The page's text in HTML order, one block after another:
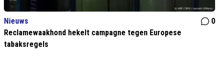
Nieuws
0
Reclamewaakhond hekelt campagne tegen Europese
tabaksregels